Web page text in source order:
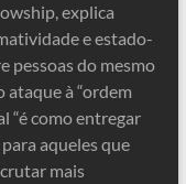
explica
e estado-
pessoas do mesmo
à “ordem
“é como entregar
aqueles que
mais